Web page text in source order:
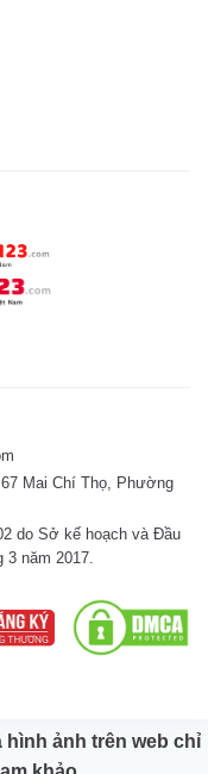
Mai Chí Thọ, Phường
do Sở kế hoạch và Đầu
3 năm 2017.
hình ảnh trên web chỉ